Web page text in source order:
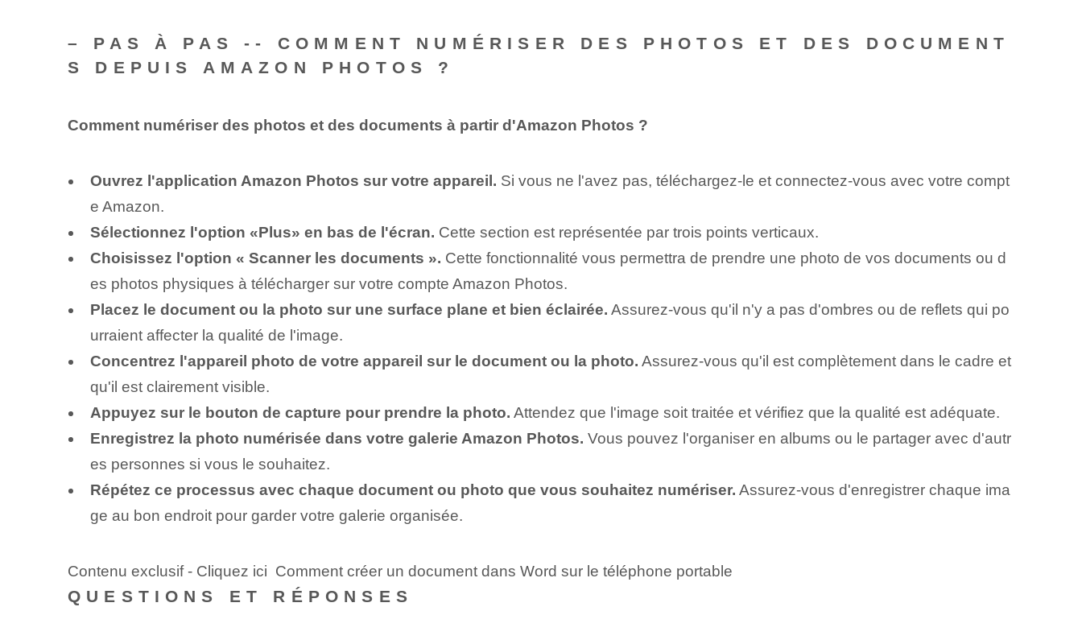
– PAS À PAS -- COMMENT NUMÉRISER DES PHOTOS ET DES DOCUMENT
S DEPUIS AMAZON PHOTOS ?
Comment numériser des photos et des documents à partir d'Amazon Photos ?
Ouvrez l'application Amazon Photos sur votre appareil. Si vous ne l'avez pas, téléchargez-le et connectez-vous avec votre compt
e Amazon.
Sélectionnez l'option «Plus» en bas de l'écran. Cette section est représentée par trois points verticaux.
Choisissez l'option « Scanner les documents ». Cette fonctionnalité vous permettra de prendre une photo de vos documents ou d
es photos physiques à télécharger sur votre compte Amazon Photos.
Placez le document ou la photo sur une surface plane et bien éclairée. Assurez-vous qu'il n'y a pas d'ombres ou de reflets qui po
urraient affecter la qualité de l'image.
Concentrez l'appareil photo de votre appareil sur le document ou la photo. Assurez-vous qu'il est complètement dans le cadre et
qu'il est clairement visible.
Appuyez sur le bouton de capture pour prendre la photo. Attendez que l'image soit traitée et vérifiez que la qualité est adéquate.
Enregistrez la photo numérisée dans votre galerie Amazon Photos. Vous pouvez l'organiser en albums ou le partager avec d'autr
es personnes si vous le souhaitez.
Répétez ce processus avec chaque document ou photo que vous souhaitez numériser. Assurez-vous d'enregistrer chaque ima
ge au bon endroit pour garder votre galerie organisée.
Contenu exclusif - Cliquez ici Comment créer un document dans Word sur le téléphone portable
QUESTIONS ET RÉPONSES